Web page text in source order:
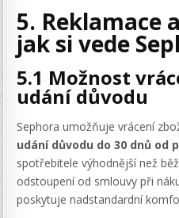
5. Reklamace
jak si vede
5.1 Možnost
udání důvodu
Sephora umožňuje vrácení
udání důvodu do 30 dnů od
spotřebitele výhodnější než
odstoupení od smlouvy při
poskytuje nadstandardní